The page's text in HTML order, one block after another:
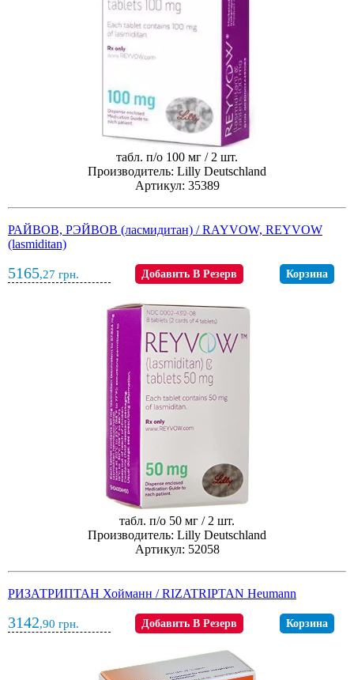
табл. п/о 100 мг / 2 шт.
Производитель: Lilly Deutschland
Артикул: 35389
РАЙВОВ, РЭЙВОВ (ласмидитан) / RAYVOW, REYVOW
(lasmiditan)
5165,27 грн. Добавить В Резерв Корзина
табл. п/о 50 мг / 2 шт.
Производитель: Lilly Deutschland
Артикул: 52058
РИЗАТРИПТАН Хойманн / RIZATRIPTAN Heumann
3142,90 грн. Добавить В Резерв Корзина